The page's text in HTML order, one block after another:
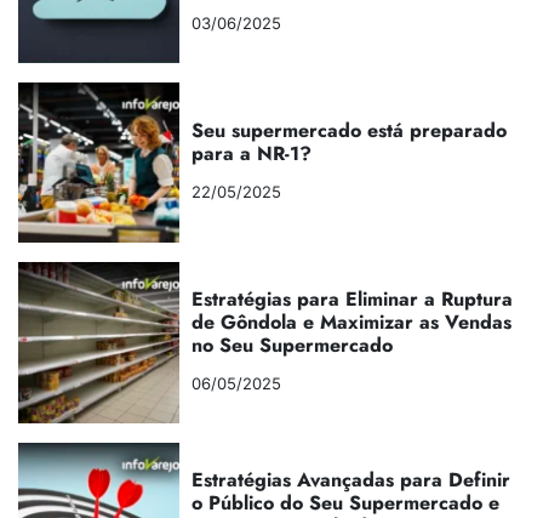
03/06/2025
Seu supermercado está preparado
para a NR-1?
22/05/2025
Estratégias para Eliminar a Ruptura
de Gôndola e Maximizar as Vendas
no Seu Supermercado
06/05/2025
Estratégias Avançadas para Definir
o Público do Seu Supermercado e